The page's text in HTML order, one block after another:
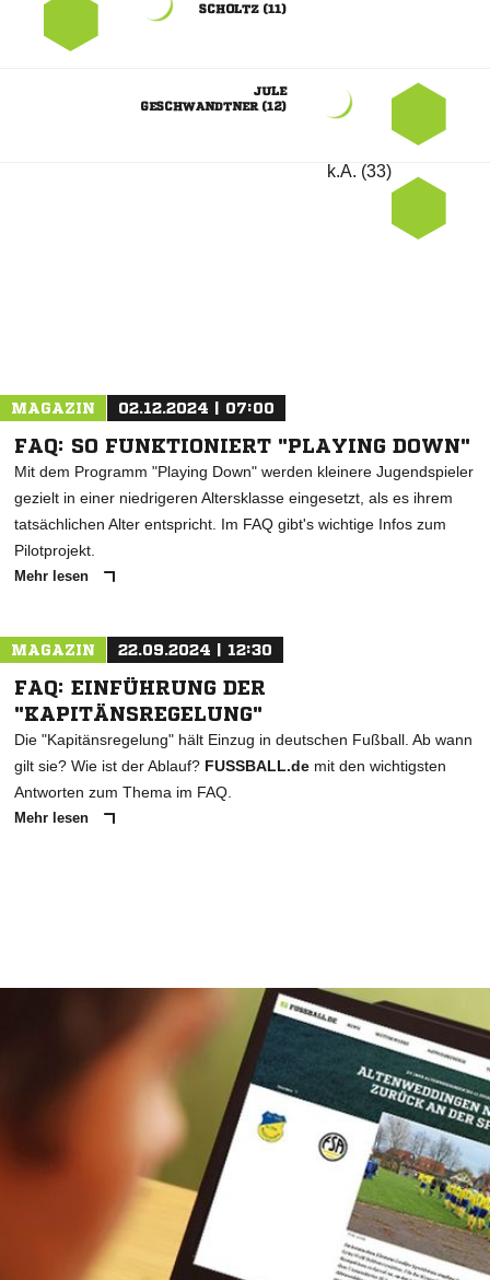
 

 
k.A. (33)
MAGAZIN 02.12.2024 | 07:00
FAQ: SO FUNKTIONIERT "PLAYING DOWN"
Mit dem Programm "Playing Down" werden kleinere Jugendspieler
gezielt in einer niedrigeren Altersklasse eingesetzt, als es ihrem
tatsächlichen Alter entspricht. Im FAQ gibt's wichtige Infos zum
Pilotprojekt.
Mehr lesen
MAGAZIN 22.09.2024 | 12:30
FAQ: EINFÜHRUNG DER
"KAPITÄNSREGELUNG"
Die "Kapitänsregelung" hält Einzug in deutschen Fußball. Ab wann
gilt sie? Wie ist der Ablauf? FUSSBALL.de mit den wichtigsten
Antworten zum Thema im FAQ.
Mehr lesen